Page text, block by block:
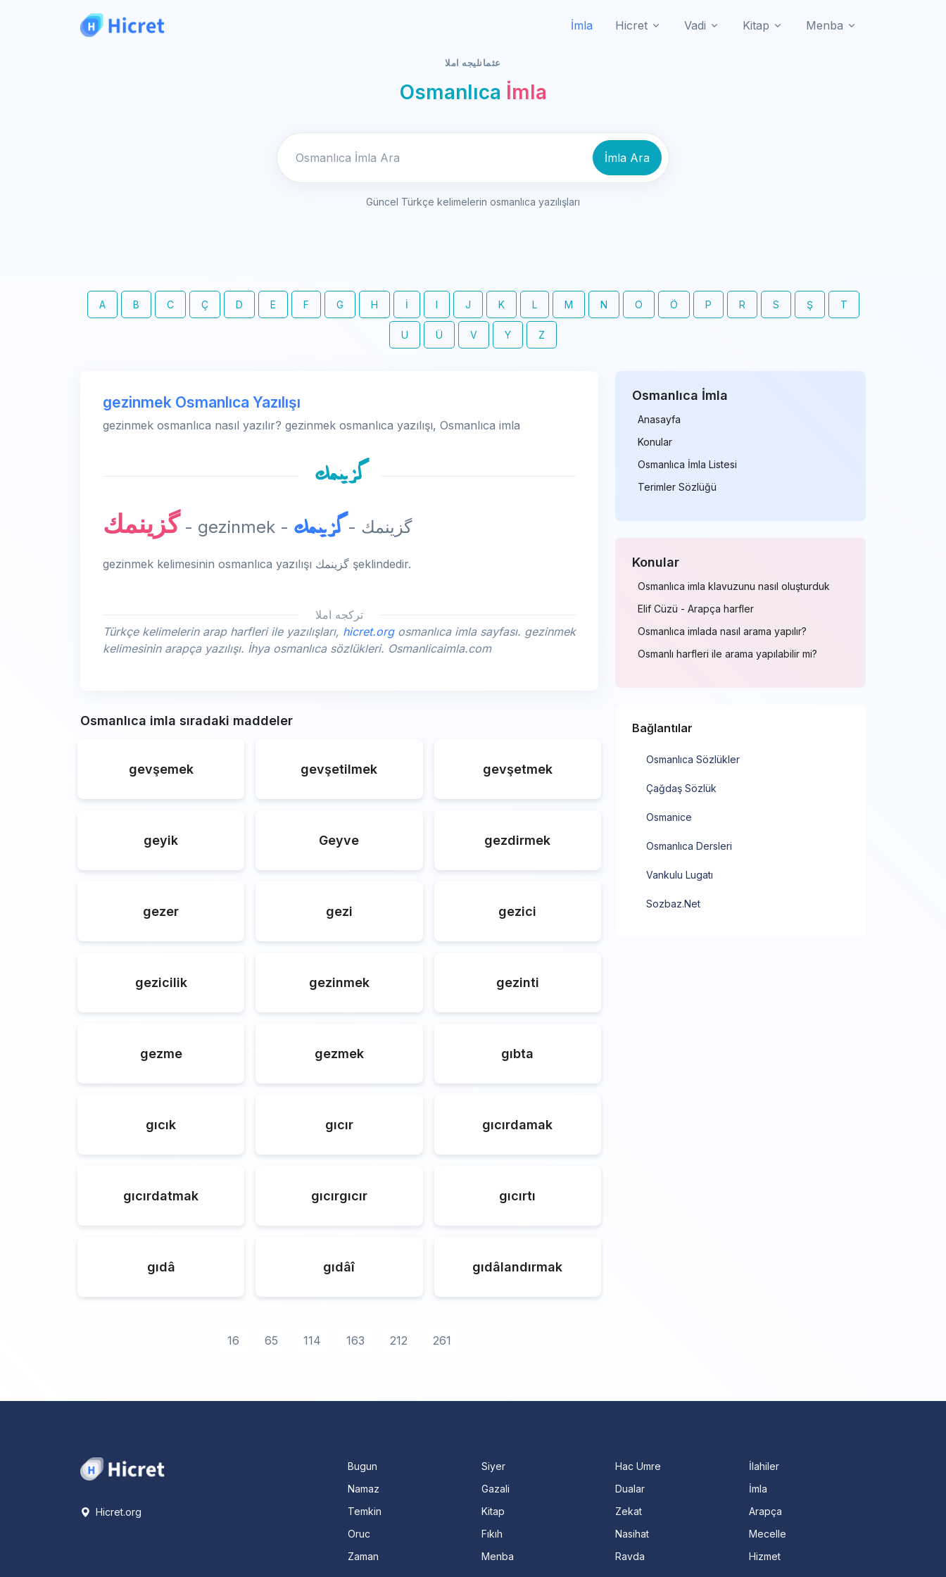
İmla Hicret Vadi Kitap Menba
عثمانليجه املا
Osmanlıca İmla
İmla Ara
Güncel Türkçe kelimelerin osmanlıca yazılışları
A B C Ç D E F G H İ I J K L M N O Ö P R S Ş T
U Ü V Y Z
gezinmek Osmanlıca Yazılışı
gezinmek osmanlıca nasıl yazılır? gezinmek osmanlıca yazılışı, Osmanlıca imla
گزینمك
گزینمك - gezinmek - گزینمك - گزینمك
gezinmek kelimesinin osmanlıca yazılışı گزینمك şeklindedir.
تركجه املا
Türkçe kelimelerin arap harfleri ile yazılışları, hicret.orgosmanlıca imla sayfası. gezinmek
kelimesinin arapça yazılışı. İhya osmanlıca sözlükleri. Osmanlicaimla.com
Osmanlıca imla sıradaki maddeler
gevşemek gevşetilmek gevşetmek
geyik Geyve gezdirmek
gezer gezi gezici
gezicilik gezinmek gezinti
gezme gezmek gıbta
gıcık gıcır gıcırdamak
gıcırdatmak gıcırgıcır gıcırtı
gıdâ gıdâî gıdâlandırmak
16 65 114 163 212 261
Osmanlıca İmla
Anasayfa
Konular
Osmanlıca İmla Listesi
Terimler Sözlüğü
Konular
Osmanlıca imla klavuzunu nasıl oluşturduk
Elif Cüzü - Arapça harfler
Osmanlıca imlada nasıl arama yapılır?
Osmanlı harfleri ile arama yapılabilir mi?
Bağlantılar
Osmanlıca Sözlükler
Çağdaş Sözlük
Osmanice
Osmanlıca Dersleri
Vankulu Lugatı
Sozbaz.Net
Hicret.org
Bugun
Namaz
Temkin
Oruc
Zaman
Siyer
Gazali
Kitap
Fıkıh
Menba
Hac Umre
Dualar
Zekat
Nasihat
Ravda
İlahiler
İmla
Arapça
Mecelle
Hizmet